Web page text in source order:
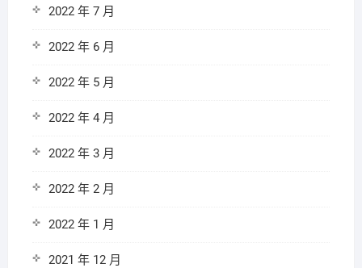
2022 年 7 月
2022 年 6 月
2022 年 5 月
2022 年 4 月
2022 年 3 月
2022 年 2 月
2022 年 1 月
2021 年 12 月